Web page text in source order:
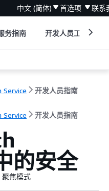
中文 (简体) 首选项 联系
务指南 开发人员工具
Service 开发人员指南
Service 开发人员指南
的安全
聚焦模式